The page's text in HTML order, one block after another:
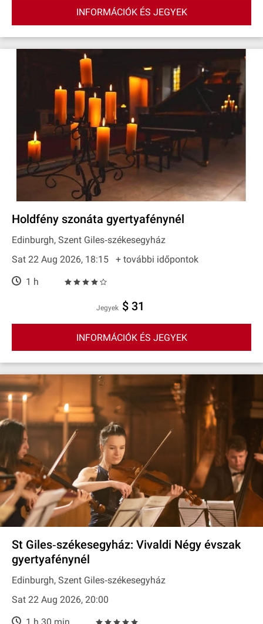
INFORMÁCIÓK ÉS JEGYEK
Holdfény szonáta gyertyafénynél
Edinburgh, Szent Giles‐székesegyház
Sat 22 Aug 2026, 18:15
+ további időpontok
1 h
Jegyek $ 31
INFORMÁCIÓK ÉS JEGYEK
St Giles‐székesegyház: Vivaldi Négy évszak
gyertyafénynél
Edinburgh, Szent Giles‐székesegyház
Sat 22 Aug 2026, 20:00